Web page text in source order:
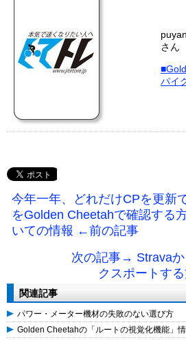
さん
パイ
今年一年、どれだけCPを更新
をGolden Cheetahで確認する
いての情報 ←前の記事
次の記事→ Strava
クスポートす
関連記事
パワー・メーター機材の失敗のない選び方
Golden Cheetahの「ルートの視覚化機能」